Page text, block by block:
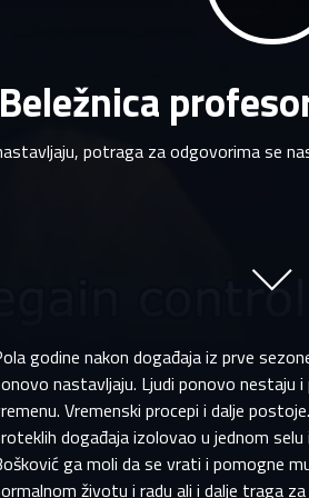
Beležnica
potraga za odgovorima se
godine nakon događaja iz prve
nastavljaju. Ljudi ponovo nestaju
Vremenski procepi i dalje
događaja izolovao u jednom
ga moli da se vrati i pomogne
životu i radu ali i dalje traga